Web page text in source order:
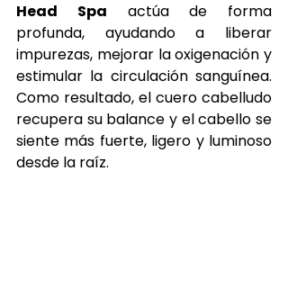
Head Spa actúa de forma
profunda, ayudando a liberar
impurezas, mejorar la oxigenación y
estimular la circulación sanguínea.
Como resultado, el cuero cabelludo
recupera su balance y el cabello se
siente más fuerte, ligero y luminoso
desde la raíz.